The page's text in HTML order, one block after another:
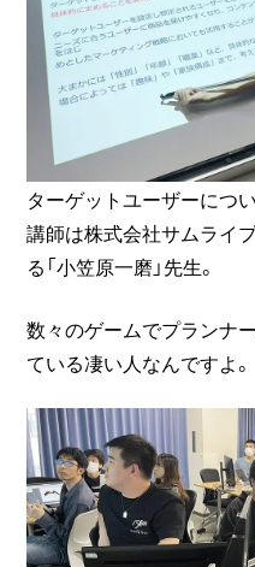
ターゲットユーザーにつ
講師は株式会社サムライ
る「小笠原一磨」先生。
数々のゲームでプランナ
ている凄い人なんですよ。